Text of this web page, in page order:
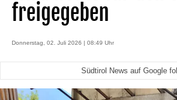
freigegeben
Donnerstag, 02. Juli 2026 | 08:49 Uhr
Südtirol News auf Google